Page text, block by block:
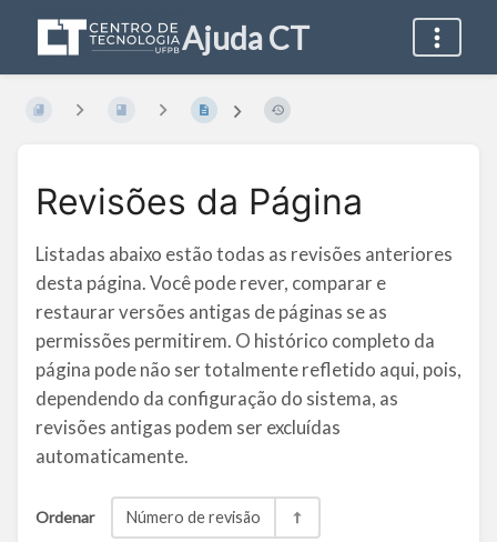
Ajuda CT
Revisões da Página
Listadas abaixo estão todas as revisões anteriores
desta página. Você pode rever, comparar e
restaurar versões antigas de páginas se as
permissões permitirem. O histórico completo da
página pode não ser totalmente refletido aqui, pois,
dependendo da configuração do sistema, as
revisões antigas podem ser excluídas
automaticamente.
Ordenar Número de revisão